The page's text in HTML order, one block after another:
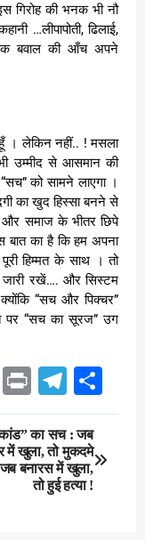
गिरोह की भनक भी नौ
…लीपापोती, ढिलाई,
बवाल की आँच अपने
। लेकिन नहीं.. ! मसला
उम्मीद से आसमान की
को सामने लाएगा ।
का खुद हिस्सा बनने से
समाज के भीतर छिपे
बात का है कि हम अपना
हिम्मत के साथ । तो
रखें…. और सिस्टम
“सच और पिक्चर”
पर “सच का सूरज” उग
EmailPrint
का सच : जब
में खुला, तो मुकदमे
बनारस में खुला,
तो हुई हत्या !